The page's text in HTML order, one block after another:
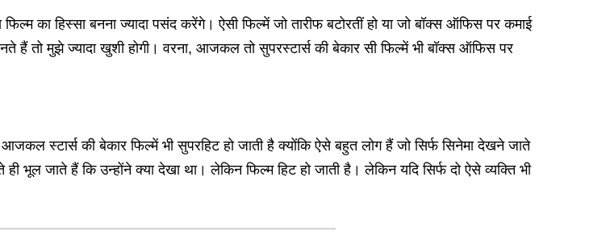
का हिस्सा बनना ज्यादा पसंद करेंगे। ऐसी फिल्में जो तारीफ बटोरतीं हो या जो बॉक्स ऑफिस पर कमाई
हैं तो मुझे ज्यादा खुशी होगी। वरना, आजकल तो सुपरस्टार्स की बेकार सी फिल्में भी बॉक्स ऑफिस पर
स्टार्स की बेकार फिल्में भी सुपरहिट हो जाती है क्योंकि ऐसे बहुत लोग हैं जो सिर्फ सिनेमा देखने जाते
भूल जाते हैं कि उन्होंने क्या देखा था। लेकिन फिल्म हिट हो जाती है। लेकिन यदि सिर्फ दो ऐसे व्यक्ति भी